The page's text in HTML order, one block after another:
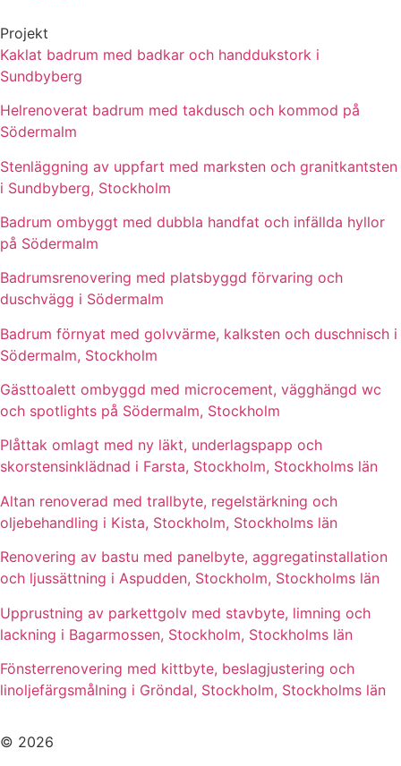
Projekt
Kaklat badrum med badkar och handdukstork i
Sundbyberg
Helrenoverat badrum med takdusch och kommod på
Södermalm
Stenläggning av uppfart med marksten och granitkantsten
i Sundbyberg, Stockholm
Badrum ombyggt med dubbla handfat och infällda hyllor
på Södermalm
Badrumsrenovering med platsbyggd förvaring och
duschvägg i Södermalm
Badrum förnyat med golvvärme, kalksten och duschnisch i
Södermalm, Stockholm
Gästtoalett ombyggd med microcement, vägghängd wc
och spotlights på Södermalm, Stockholm
Plåttak omlagt med ny läkt, underlagspapp och
skorstensinklädnad i Farsta, Stockholm, Stockholms län
Altan renoverad med trallbyte, regelstärkning och
oljebehandling i Kista, Stockholm, Stockholms län
Renovering av bastu med panelbyte, aggregatinstallation
och ljussättning i Aspudden, Stockholm, Stockholms län
Upprustning av parkettgolv med stavbyte, limning och
lackning i Bagarmossen, Stockholm, Stockholms län
Fönsterrenovering med kittbyte, beslagjustering och
linoljefärgsmålning i Gröndal, Stockholm, Stockholms län
© 2026